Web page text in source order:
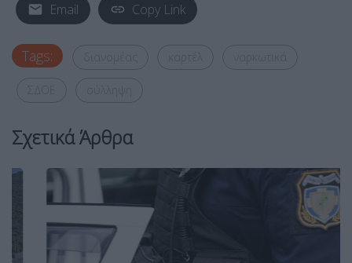
Email Copy Link
Tags:
Σχετικά Άρθρα